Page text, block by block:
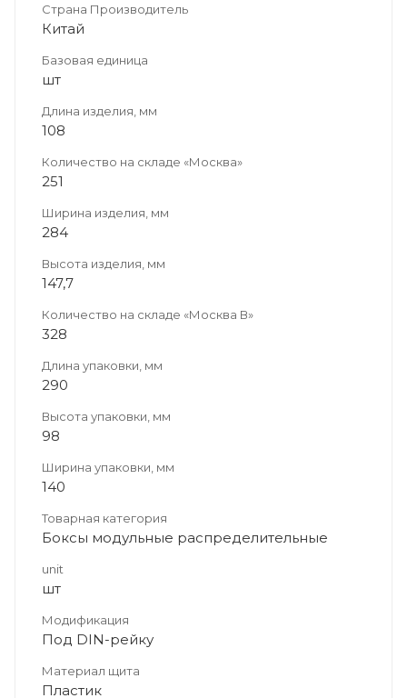
Страна Производитель
Китай
Базовая единица
шт
Длина изделия, мм
108
Количество на складе «Москва»
251
Ширина изделия, мм
284
Высота изделия, мм
147,7
Количество на складе «Москва В»
328
Длина упаковки, мм
290
Высота упаковки, мм
98
Ширина упаковки, мм
140
Товарная категория
Боксы модульные распределительные
unit
шт
Модификация
Под DIN-рейку
Материал щита
Пластик